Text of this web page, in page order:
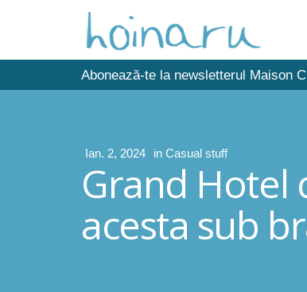
Abonează-te la newsletterul Maison
Ian. 2, 2024 in Casual stuff
Grand Hotel
acesta sub